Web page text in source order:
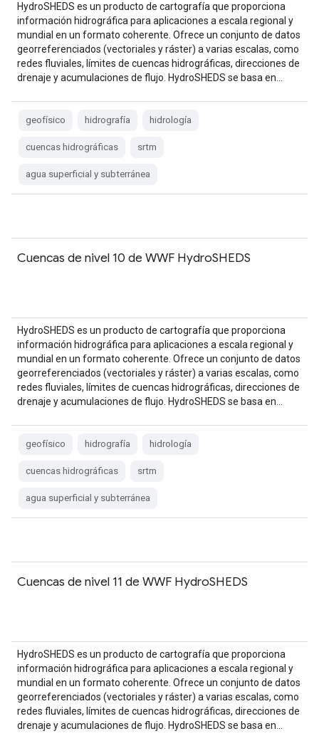
HydroSHEDS es un producto de cartografía que proporciona
información hidrográfica para aplicaciones a escala regional y
mundial en un formato coherente. Ofrece un conjunto de datos
georreferenciados (vectoriales y ráster) a varias escalas, como
redes fluviales, límites de cuencas hidrográficas, direcciones de
drenaje y acumulaciones de flujo. HydroSHEDS se basa en…
geofísico hidrografía hidrología
cuencas hidrográficas srtm
agua superficial y subterránea
Cuencas de nivel 10 de WWF HydroSHEDS
HydroSHEDS es un producto de cartografía que proporciona
información hidrográfica para aplicaciones a escala regional y
mundial en un formato coherente. Ofrece un conjunto de datos
georreferenciados (vectoriales y ráster) a varias escalas, como
redes fluviales, límites de cuencas hidrográficas, direcciones de
drenaje y acumulaciones de flujo. HydroSHEDS se basa en…
geofísico hidrografía hidrología
cuencas hidrográficas srtm
agua superficial y subterránea
Cuencas de nivel 11 de WWF HydroSHEDS
HydroSHEDS es un producto de cartografía que proporciona
información hidrográfica para aplicaciones a escala regional y
mundial en un formato coherente. Ofrece un conjunto de datos
georreferenciados (vectoriales y ráster) a varias escalas, como
redes fluviales, límites de cuencas hidrográficas, direcciones de
drenaje y acumulaciones de flujo. HydroSHEDS se basa en…